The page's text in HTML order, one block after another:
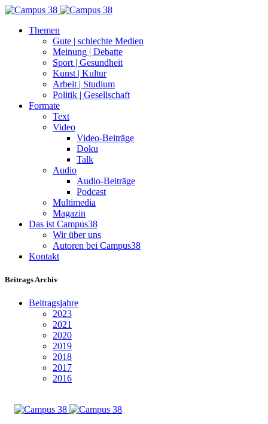
Themen
Gute | schlechte Medien
Meinung | Debatte
Sport | Gesundheit
Kunst | Kultur
Arbeit | Studium
Politik | Gesellschaft
Formate
Text
Video
Video-Beiträge
Doku
Talk
Audio
Audio-Beiträge
Podcast
Multimedia
Magazin
Das ist Campus38
Wir über uns
Autoren bei Campus38
Kontakt
Beitrags Archiv
Beitragsjahre
2023
2021
2020
2019
2018
2017
2016